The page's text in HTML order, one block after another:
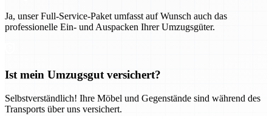
Ja, unser Full-Service-Paket umfasst auf Wunsch auch das
professionelle Ein- und Auspacken Ihrer Umzugsgüter.
Ist mein Umzugsgut versichert?
Selbstverständlich! Ihre Möbel und Gegenstände sind während des
Transports über uns versichert.